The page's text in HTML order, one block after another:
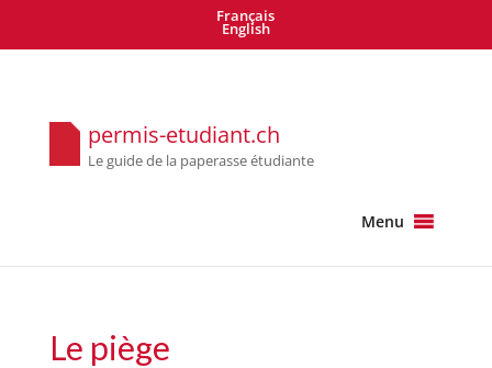
Français
English
permis-etudiant.ch
Le guide de la paperasse étudiante
Menu
Le piège